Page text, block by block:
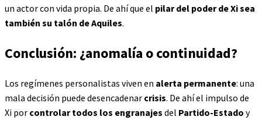
un actor con vida propia. De ahí que el pilar del poder de Xi sea
también su talón de Aquiles.
Conclusión: ¿anomalía o continuidad?
Los regímenes personalistas viven en alerta permanente: una
mala decisión puede desencadenar crisis. De ahí el impulso de
Xi por controlar todos los engranajes del Partido-Estado y